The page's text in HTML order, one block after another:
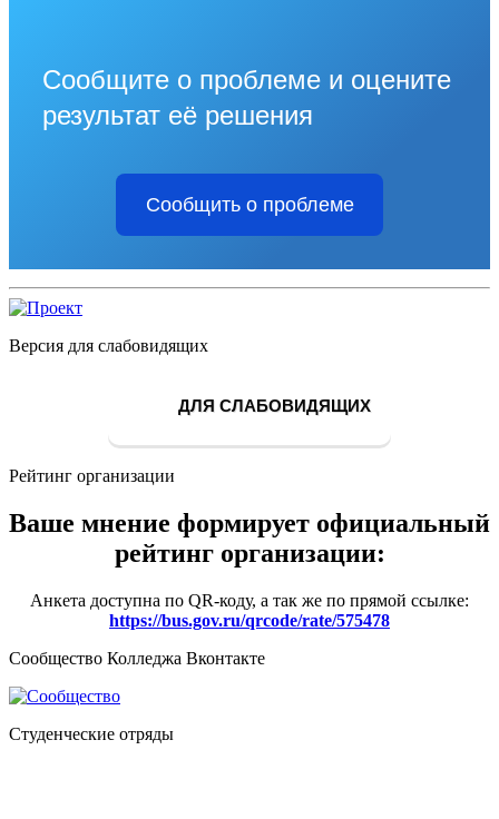
Сообщите о проблеме и оцените
результат её решения
Сообщить о проблеме
Версия для слабовидящих
ДЛЯ СЛАБОВИДЯЩИХ
Рейтинг организации
Ваше мнение формирует официальный
рейтинг организации:
Анкета доступна по QR-коду, а так же по прямой ссылке:
https://bus.gov.ru/qrcode/rate/575478
Сообщество Колледжа Вконтакте
Студенческие отряды